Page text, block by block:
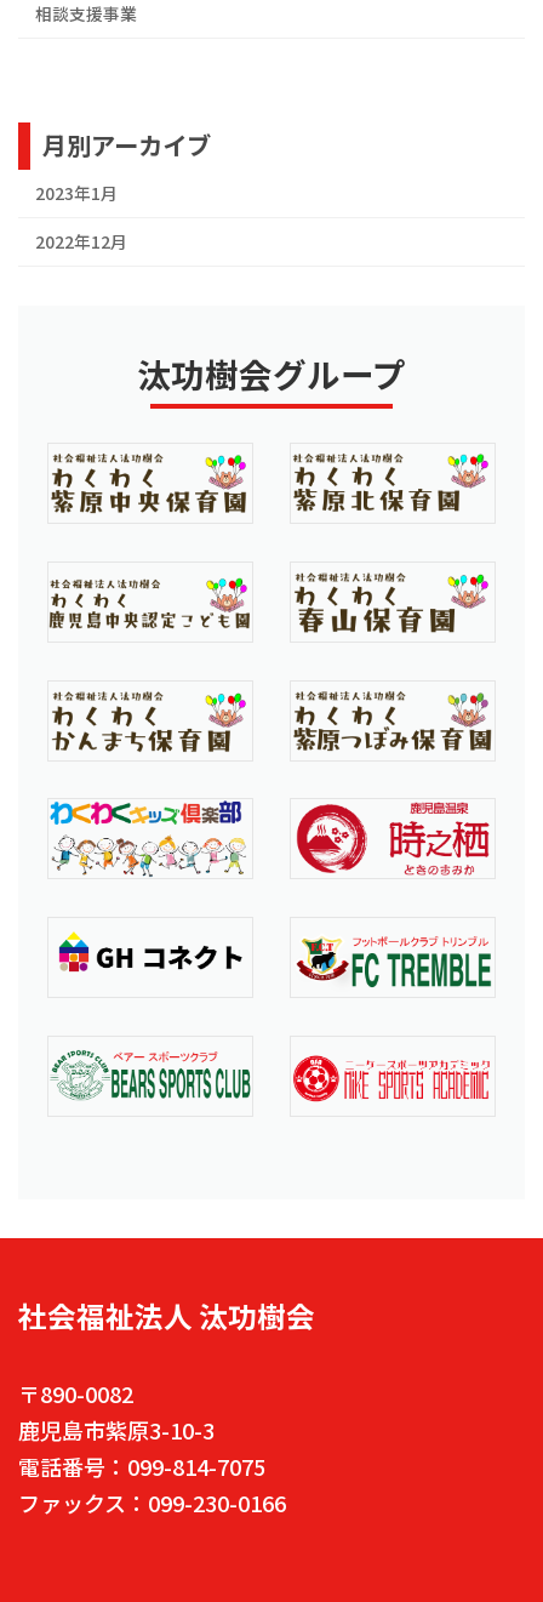
相談支援事業
月別アーカイブ
2023年1月
2022年12月
汰功樹会グループ
社会福祉法人 汰功樹会
〒890-0082
鹿児島市紫原3-10-3
電話番号：099-814-7075
ファックス：099-230-0166